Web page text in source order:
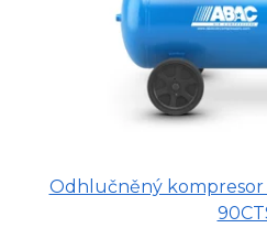
Odhlučněný kompresor